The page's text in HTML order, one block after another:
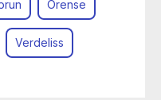
Orense
Verdeliss